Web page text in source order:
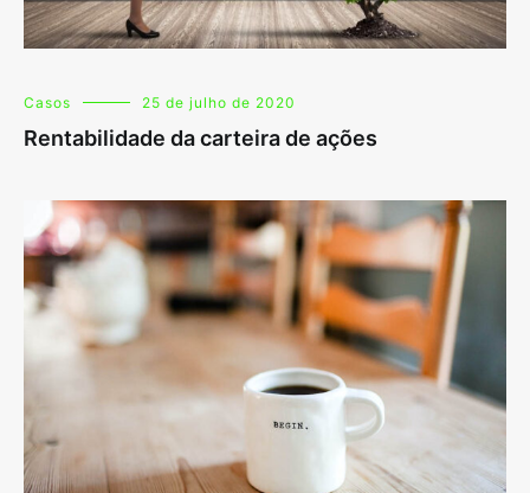
Casos 25 de julho de 2020
Rentabilidade da carteira de ações